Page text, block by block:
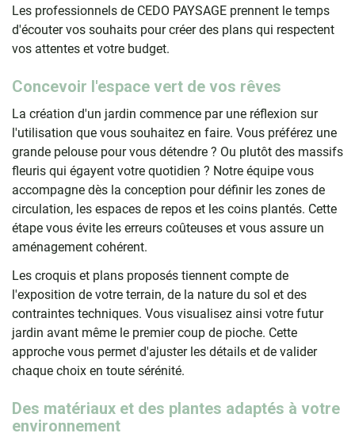
Les professionnels de CEDO PAYSAGE prennent le temps
d'écouter vos souhaits pour créer des plans qui respectent
vos attentes et votre budget.
Concevoir l'espace vert de vos rêves
La création d'un jardin commence par une réflexion sur
l'utilisation que vous souhaitez en faire. Vous préférez une
grande pelouse pour vous détendre ? Ou plutôt des massifs
fleuris qui égayent votre quotidien ? Notre équipe vous
accompagne dès la conception pour définir les zones de
circulation, les espaces de repos et les coins plantés. Cette
étape vous évite les erreurs coûteuses et vous assure un
aménagement cohérent.
Les croquis et plans proposés tiennent compte de
l'exposition de votre terrain, de la nature du sol et des
contraintes techniques. Vous visualisez ainsi votre futur
jardin avant même le premier coup de pioche. Cette
approche vous permet d'ajuster les détails et de valider
chaque choix en toute sérénité.
Des matériaux et des plantes adaptés à votre
environnement